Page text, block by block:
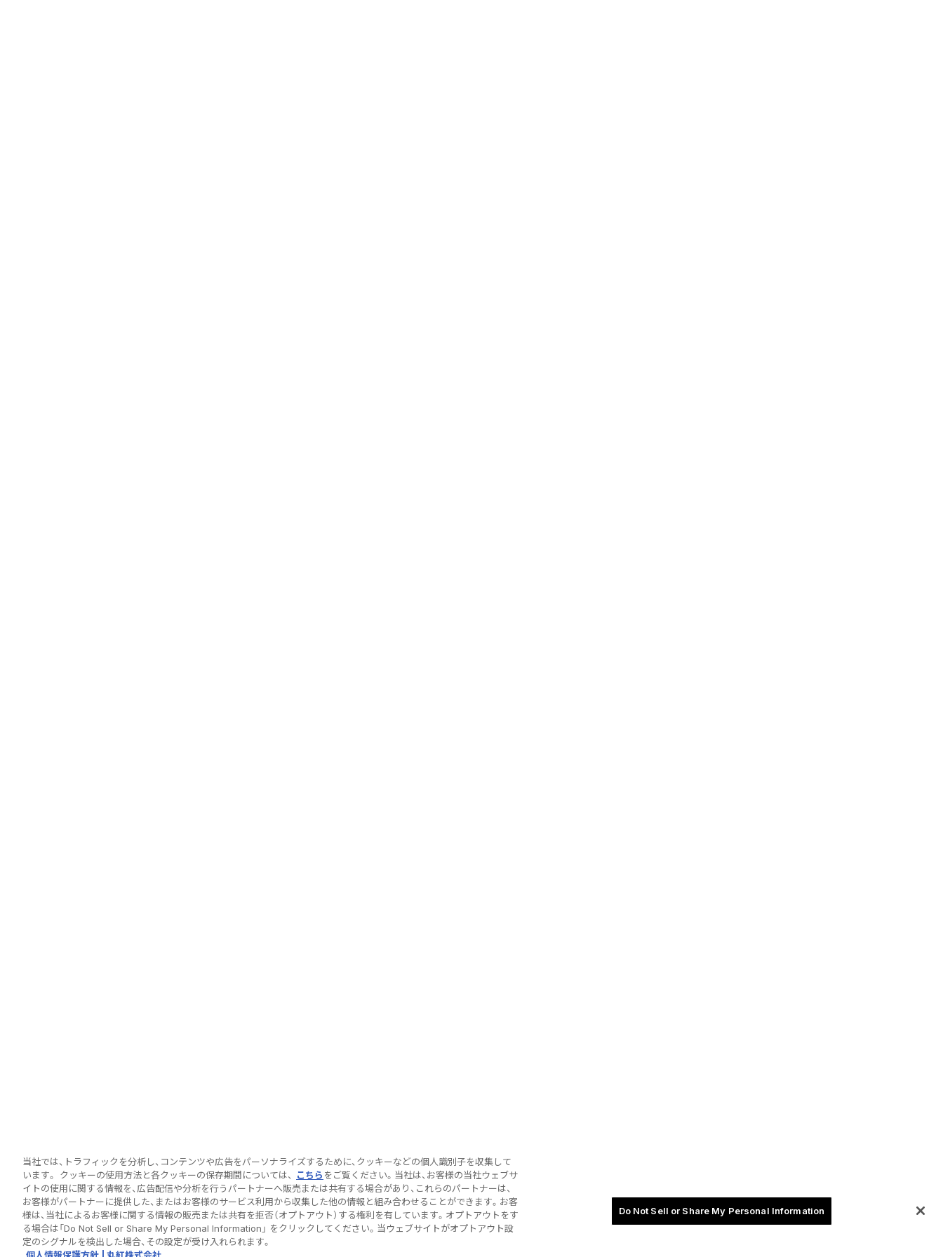
当社では、トラフィックを分析し、コンテンツや広告をパーソナライズするために、クッキーなどの個人識別子を収集して
います。 クッキーの使用方法と各クッキーの保存期間については、
こちら をご覧ください。当社は、お客様の当社ウェブサ
イトの使用に関する情報を、広告配信や分析を行うパートナーへ販売または共有する場合があり、これらのパートナーは、
お客様がパートナーに提供した、またはお客様のサービス利用から収集した他の情報と組み合わせることができます。お客
様は、当社によるお客様に関する情報の販売または共有を拒否（オプトアウト）する権利を有しています。オプトアウトをす
る場合は「Do Not Sell or Share My Personal Information」 をクリックしてください。当ウェブサイトがオプトアウト設
定のシグナルを検出した場合、その設定が受け入れられます。
Do Not Sell or Share My Personal Information